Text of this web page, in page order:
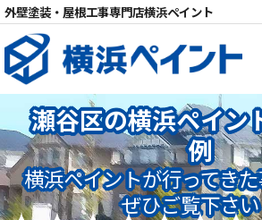
外壁塗装・屋根工事専門店横浜ペイント
瀬谷区の横浜ペイン
例
横浜ペイントが行ってき
ぜひご覧下さ